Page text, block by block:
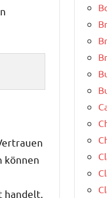
können
handelt,